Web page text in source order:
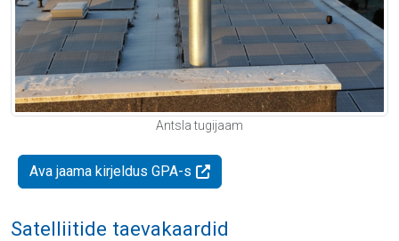
Antsla tugijaam
Ava jaama kirjeldus GPA-s
Satelliitide taevakaardid